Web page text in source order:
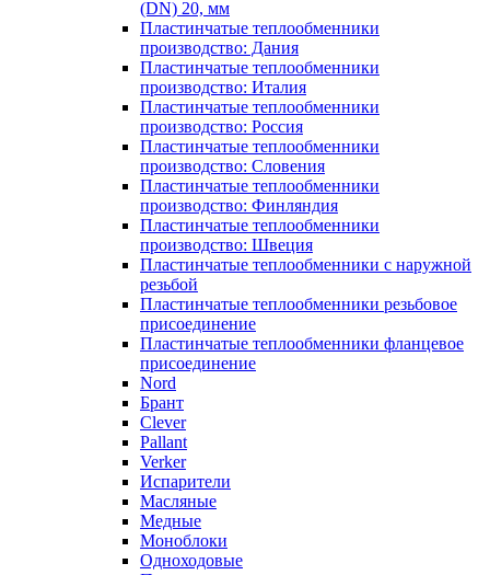
(DN) 20, мм
Пластинчатые теплообменники
производство: Дания
Пластинчатые теплообменники
производство: Италия
Пластинчатые теплообменники
производство: Россия
Пластинчатые теплообменники
производство: Словения
Пластинчатые теплообменники
производство: Финляндия
Пластинчатые теплообменники
производство: Швеция
Пластинчатые теплообменники с наружной
резьбой
Пластинчатые теплообменники резьбовое
присоединение
Пластинчатые теплообменники фланцевое
присоединение
Nord
Брант
Clever
Pallant
Verker
Испарители
Масляные
Медные
Моноблоки
Одноходовые